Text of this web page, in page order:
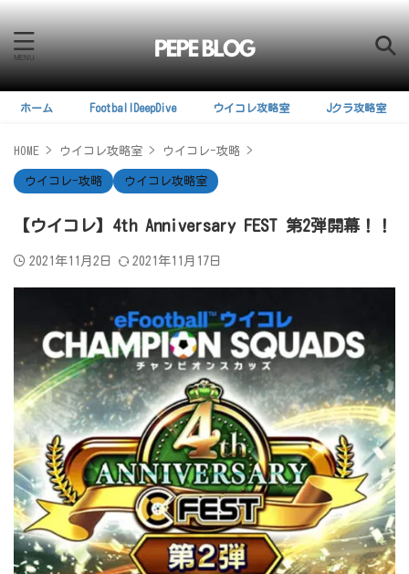
ホーム FootballDeepDive ウイコレ攻略室 Jクラ攻略室
HOME > ウイコレ攻略室 > ウイコレ-攻略 >
ウイコレ-攻略 ウイコレ攻略室
【ウイコレ】4th Anniversary FEST 第2弾開幕！！
2021年11月2日 2021年11月17日